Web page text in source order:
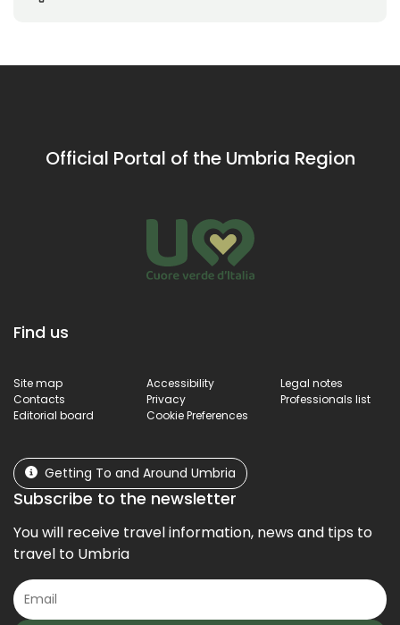
Official Portal of the Umbria Region
Find us
Site map Accessibility
Legal notes
Contacts
Privacy
Professionals list
Editorial board
Cookie Preferences
Getting To and Around Umbria
Subscribe to the newsletter
You will receive travel information, news and tips to
travel to Umbria